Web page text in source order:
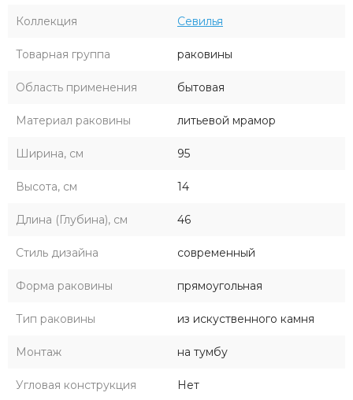
Коллекция Севилья
Товарная группа раковины
Область применения бытовая
Материал раковины литьевой мрамор
Ширина, см 95
Высота, см 14
Длина (Глубина), см 46
Стиль дизайна современный
Форма раковины прямоугольная
Тип раковины из искуственного камня
Монтаж на тумбу
Угловая конструкция Нет